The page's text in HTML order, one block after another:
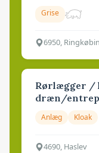
Grise
6950,
Rørlægger /
dræn/
Anlæg Kloak
4690, Haslev